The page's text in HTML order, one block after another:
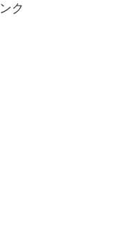
ク